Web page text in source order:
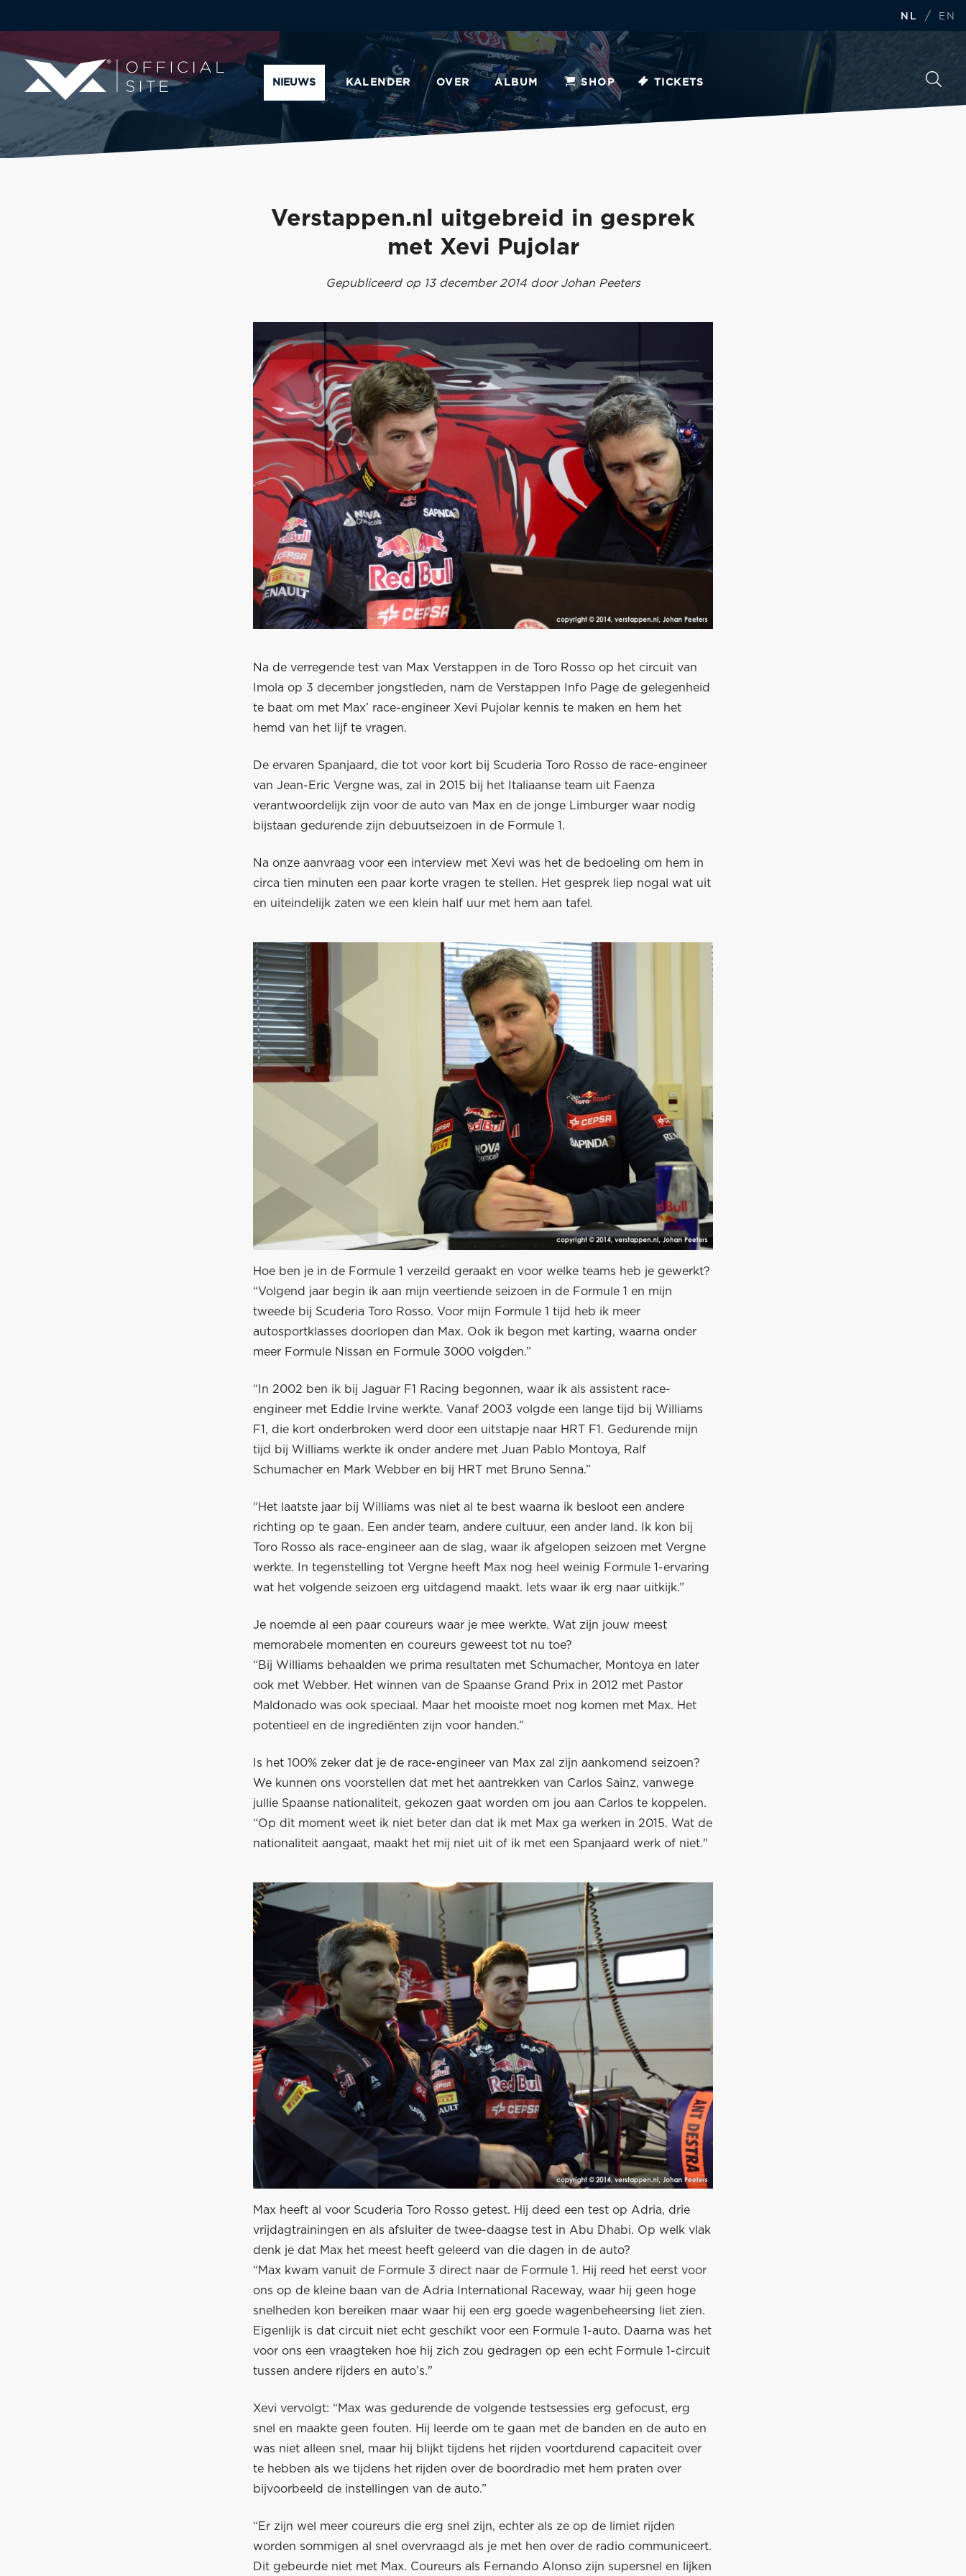
NL / EN
NIEUWS KALENDER OVER ALBUM SHOP TICKETS
Verstappen.nl uitgebreid in gesprek
met Xevi Pujolar
Gepubliceerd op 13 december 2014 door Johan Peeters
Na de verregende test van Max Verstappen in de Toro Rosso op het circuit van
Imola op 3 december jongstleden, nam de Verstappen Info Page de gelegenheid
te baat om met Max’ race-engineer Xevi Pujolar kennis te maken en hem het
hemd van het lijf te vragen.
De ervaren Spanjaard, die tot voor kort bij Scuderia Toro Rosso de race-engineer
van Jean-Eric Vergne was, zal in 2015 bij het Italiaanse team uit Faenza
verantwoordelijk zijn voor de auto van Max en de jonge Limburger waar nodig
bijstaan gedurende zijn debuutseizoen in de Formule 1.
Na onze aanvraag voor een interview met Xevi was het de bedoeling om hem in
circa tien minuten een paar korte vragen te stellen. Het gesprek liep nogal wat uit
en uiteindelijk zaten we een klein half uur met hem aan tafel.
Hoe ben je in de Formule 1 verzeild geraakt en voor welke teams heb je gewerkt?
“Volgend jaar begin ik aan mijn veertiende seizoen in de Formule 1 en mijn
tweede bij Scuderia Toro Rosso. Voor mijn Formule 1 tijd heb ik meer
autosportklasses doorlopen dan Max. Ook ik begon met karting, waarna onder
meer Formule Nissan en Formule 3000 volgden.”
“In 2002 ben ik bij Jaguar F1 Racing begonnen, waar ik als assistent race-
engineer met Eddie Irvine werkte. Vanaf 2003 volgde een lange tijd bij Williams
F1, die kort onderbroken werd door een uitstapje naar HRT F1. Gedurende mijn
tijd bij Williams werkte ik onder andere met Juan Pablo Montoya, Ralf
Schumacher en Mark Webber en bij HRT met Bruno Senna.”
“Het laatste jaar bij Williams was niet al te best waarna ik besloot een andere
richting op te gaan. Een ander team, andere cultuur, een ander land. Ik kon bij
Toro Rosso als race-engineer aan de slag, waar ik afgelopen seizoen met Vergne
werkte. In tegenstelling tot Vergne heeft Max nog heel weinig Formule 1-ervaring
wat het volgende seizoen erg uitdagend maakt. Iets waar ik erg naar uitkijk.”
Je noemde al een paar coureurs waar je mee werkte. Wat zijn jouw meest
memorabele momenten en coureurs geweest tot nu toe?
“Bij Williams behaalden we prima resultaten met Schumacher, Montoya en later
ook met Webber. Het winnen van de Spaanse Grand Prix in 2012 met Pastor
Maldonado was ook speciaal. Maar het mooiste moet nog komen met Max. Het
potentieel en de ingrediënten zijn voor handen.”
Is het 100% zeker dat je de race-engineer van Max zal zijn aankomend seizoen?
We kunnen ons voorstellen dat met het aantrekken van Carlos Sainz, vanwege
jullie Spaanse nationaliteit, gekozen gaat worden om jou aan Carlos te koppelen.
“Op dit moment weet ik niet beter dan dat ik met Max ga werken in 2015. Wat de
nationaliteit aangaat, maakt het mij niet uit of ik met een Spanjaard werk of niet."
Max heeft al voor Scuderia Toro Rosso getest. Hij deed een test op Adria, drie
vrijdagtrainingen en als afsluiter de twee-daagse test in Abu Dhabi. Op welk vlak
denk je dat Max het meest heeft geleerd van die dagen in de auto?
“Max kwam vanuit de Formule 3 direct naar de Formule 1. Hij reed het eerst voor
ons op de kleine baan van de Adria International Raceway, waar hij geen hoge
snelheden kon bereiken maar waar hij een erg goede wagenbeheersing liet zien.
Eigenlijk is dat circuit niet echt geschikt voor een Formule 1-auto. Daarna was het
voor ons een vraagteken hoe hij zich zou gedragen op een echt Formule 1-circuit
tussen andere rijders en auto’s."
Xevi vervolgt: “Max was gedurende de volgende testsessies erg gefocust, erg
snel en maakte geen fouten. Hij leerde om te gaan met de banden en de auto en
was niet alleen snel, maar hij blijkt tijdens het rijden voortdurend capaciteit over
te hebben als we tijdens het rijden over de boordradio met hem praten over
bijvoorbeeld de instellingen van de auto.”
“Er zijn wel meer coureurs die erg snel zijn, echter als ze op de limiet rijden
worden sommigen al snel overvraagd als je met hen over de radio communiceert.
Dit gebeurde niet met Max. Coureurs als Fernando Alonso zijn supersnel en lijken